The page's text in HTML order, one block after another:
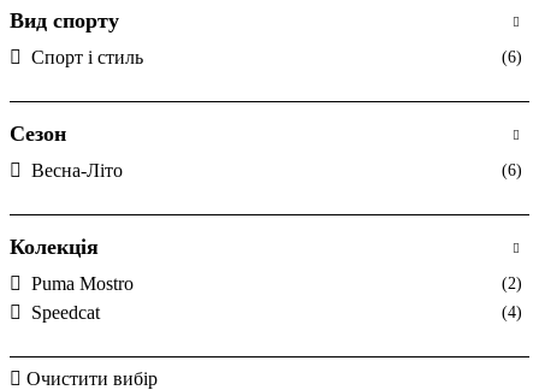
Вид спорту
Спорт і стиль (6)
Сезон
Весна-Літо (6)
Колекція
Puma Mostro (2)
Speedcat (4)
Очистити вибір